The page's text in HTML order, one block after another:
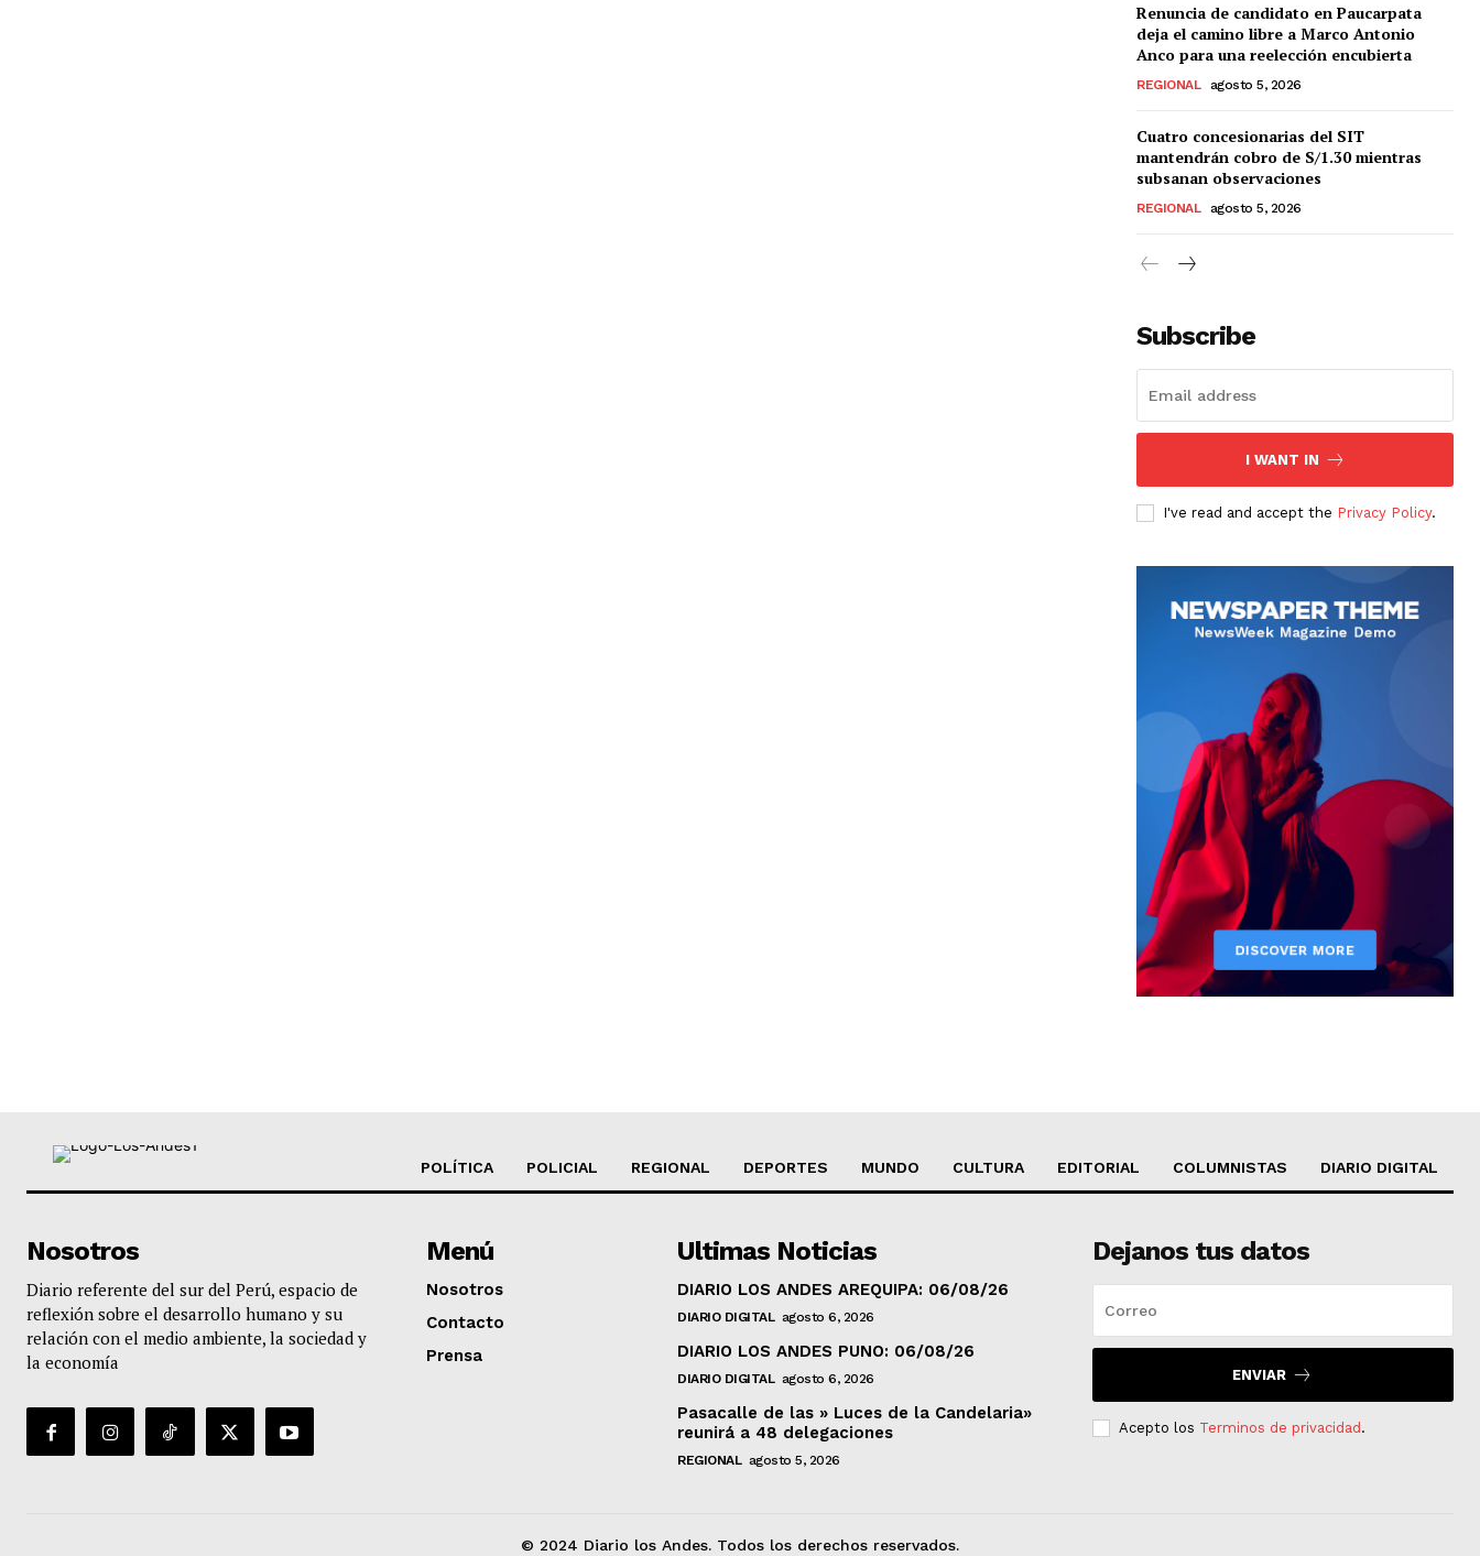
Renuncia de candidato en Paucarpata
deja el camino libre a Marco Antonio
Anco para una reelección encubierta
REGIONAL agosto 5, 2026
Cuatro concesionarias del SIT
mantendrán cobro de S/1.30 mientras
subsanan observaciones
REGIONAL agosto 5, 2026
Subscribe
I WANT IN
I've read and accept the Privacy Policy.
POLÍTICA POLICIAL REGIONAL DEPORTES MUNDO CULTURA EDITORIAL COLUMNISTAS DIARIO DIGITAL
Nosotros
Diario referente del sur del Perú, espacio de
reflexión sobre el desarrollo humano y su
relación con el medio ambiente, la sociedad y
la economía
Menú
Nosotros
Contacto
Prensa
Ultimas Noticias
DIARIO LOS ANDES AREQUIPA: 06/08/26
DIARIO DIGITAL agosto 6, 2026
DIARIO LOS ANDES PUNO: 06/08/26
DIARIO DIGITAL agosto 6, 2026
Pasacalle de las » Luces de la Candelaria»
reunirá a 48 delegaciones
REGIONAL agosto 5, 2026
Dejanos tus datos
ENVIAR
Acepto los Terminos de privacidad .
© 2024 Diario los Andes. Todos los derechos reservados.